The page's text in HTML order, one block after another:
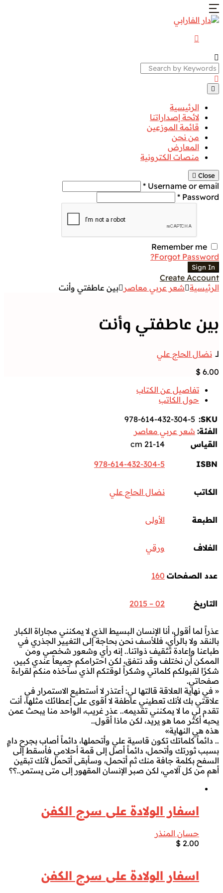
Search
الرئيسية
لائحة إصداراتنا
قائمة الموزعين
من نحن
المعارض
منصات الكترونية
Close
Username or email *
Password *
Remember me
Forgot Password?
Sign In
Create Account
الرئيسية شعر عربي معاصر بين عاطفتي وأنت
بين عاطفتي وأنت
لــ نضال الحاج علي
$ 6.00
تفاصيل عن الكتاب
حول الكاتب
SKU:
978-614-432-304-5
الفئة: شعر عربي معاصر
القياس
21-14 cm
ISBN
978-614-432-304-5
الكاتب نضال الحاج علي
الطبعة الأولى
الغلاف ورقي
عدد الصفحات 160
التاريخ 02 – 2015
عذراً لما أقول، أنا الإنسان البسيط الذي لا يمكنني مجاراة الكبار
بالنقد ولا بالرأي، فللأسف نحن بحاجة إلى التغيير الجذري في
طباعنا وإعادة تثقيف ذواتنا.. إنه رأي وشعور شخصي ومن
الممكن أن نختلف وقد نتفق، لكن احترامكم جميعاً عندي كبير،
شكرًا لقبولكم كلماتي وشكراً لوقتكم الذي سآخذه منكم لقراءة
صفحاتي.
« في نهاية العلاقة قالتها لي: أعتذر لا أستطيع الاستمرار في
علاقتي بك لأنك تعطيني عاطفة لا أقوى على إعطائك مثلها، أنت
تقدم لي ما لا يمكنني تقديمه.. عذر غريب، الواحد منا يبحث عمن
يحبه أكثر مما هو يريد، لكن ماذا أقول..
هذه هي النهاية»
.. دائماً كلماتك تكون قاسية علي وأتحملها، دائماً أصاب بجرح دامٍ
بسبب ثورتك وأتحمل، دائماً أصل إلى قمة أحلامي فأسقط إلى
السفح بكلمة جافة منك ثم أتحمل، وسأبقى أتحمل لأنك تبقين
أهم من كل آلامي، لكن صبر الإنسان المقهور إلى متى يستمر..؟؟
اسفار الولادة على سرج الكفن
حسان المنذر
$ 2.00
اسفار الولادة على سرج الكفن